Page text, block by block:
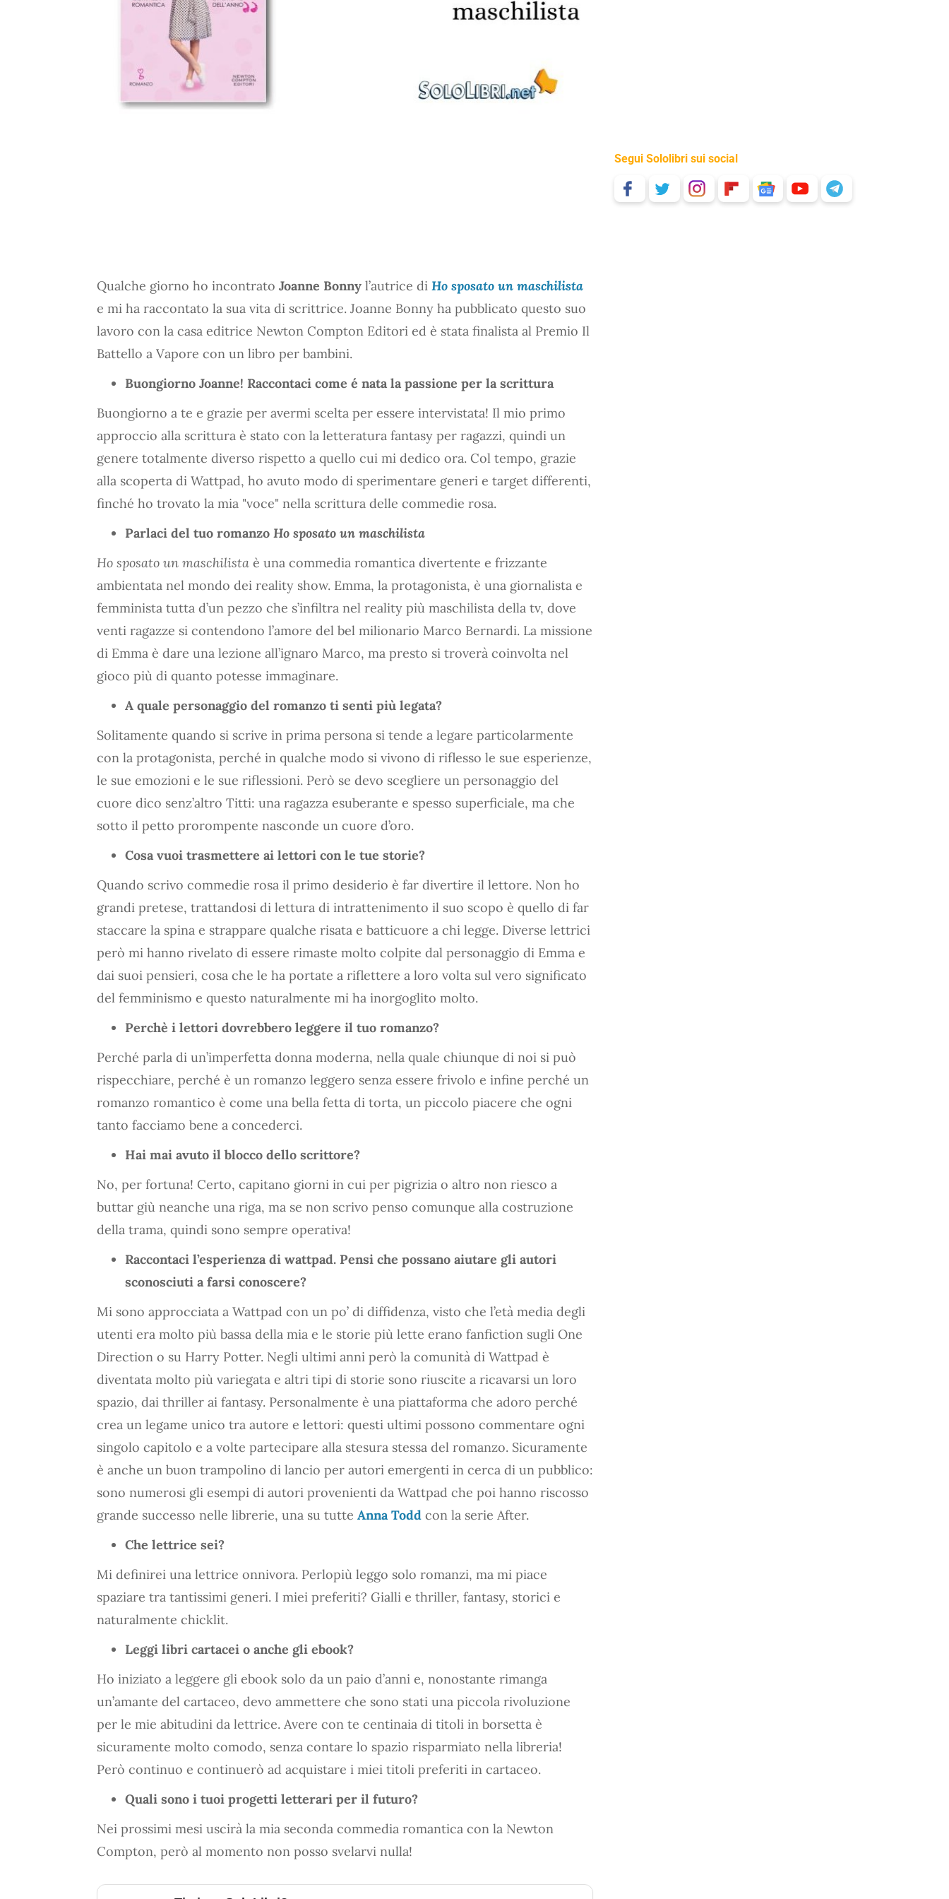
Qualche giorno ho incontrato Joanne Bonny l’autrice di Ho sposato un maschilista
e mi ha raccontato la sua vita di scrittrice. Joanne Bonny ha pubblicato questo suo
lavoro con la casa editrice Newton Compton Editori ed è stata finalista al Premio Il
Battello a Vapore con un libro per bambini.
Buongiorno Joanne! Raccontaci come é nata la passione per la scrittura
Buongiorno a te e grazie per avermi scelta per essere intervistata! Il mio primo
approccio alla scrittura è stato con la letteratura fantasy per ragazzi, quindi un
genere totalmente diverso rispetto a quello cui mi dedico ora. Col tempo, grazie
alla scoperta di Wattpad, ho avuto modo di sperimentare generi e target differenti,
finché ho trovato la mia "voce" nella scrittura delle commedie rosa.
Parlaci del tuo romanzo Ho sposato un maschilista
Ho sposato un maschilista è una commedia romantica divertente e frizzante
ambientata nel mondo dei reality show. Emma, la protagonista, è una giornalista e
femminista tutta d’un pezzo che s’infiltra nel reality più maschilista della tv, dove
venti ragazze si contendono l’amore del bel milionario Marco Bernardi. La missione
di Emma è dare una lezione all’ignaro Marco, ma presto si troverà coinvolta nel
gioco più di quanto potesse immaginare.
A quale personaggio del romanzo ti senti più legata?
Solitamente quando si scrive in prima persona si tende a legare particolarmente
con la protagonista, perché in qualche modo si vivono di riflesso le sue esperienze,
le sue emozioni e le sue riflessioni. Però se devo scegliere un personaggio del
cuore dico senz’altro Titti: una ragazza esuberante e spesso superficiale, ma che
sotto il petto prorompente nasconde un cuore d’oro.
Cosa vuoi trasmettere ai lettori con le tue storie?
Quando scrivo commedie rosa il primo desiderio è far divertire il lettore. Non ho
grandi pretese, trattandosi di lettura di intrattenimento il suo scopo è quello di far
staccare la spina e strappare qualche risata e batticuore a chi legge. Diverse lettrici
però mi hanno rivelato di essere rimaste molto colpite dal personaggio di Emma e
dai suoi pensieri, cosa che le ha portate a riflettere a loro volta sul vero significato
del femminismo e questo naturalmente mi ha inorgoglito molto.
Perchè i lettori dovrebbero leggere il tuo romanzo?
Perché parla di un’imperfetta donna moderna, nella quale chiunque di noi si può
rispecchiare, perché è un romanzo leggero senza essere frivolo e infine perché un
romanzo romantico è come una bella fetta di torta, un piccolo piacere che ogni
tanto facciamo bene a concederci.
Hai mai avuto il blocco dello scrittore?
No, per fortuna! Certo, capitano giorni in cui per pigrizia o altro non riesco a
buttar giù neanche una riga, ma se non scrivo penso comunque alla costruzione
della trama, quindi sono sempre operativa!
Raccontaci l’esperienza di wattpad. Pensi che possano aiutare gli autori
sconosciuti a farsi conoscere?
Mi sono approcciata a Wattpad con un po’ di diffidenza, visto che l’età media degli
utenti era molto più bassa della mia e le storie più lette erano fanfiction sugli One
Direction o su Harry Potter. Negli ultimi anni però la comunità di Wattpad è
diventata molto più variegata e altri tipi di storie sono riuscite a ricavarsi un loro
spazio, dai thriller ai fantasy. Personalmente è una piattaforma che adoro perché
crea un legame unico tra autore e lettori: questi ultimi possono commentare ogni
singolo capitolo e a volte partecipare alla stesura stessa del romanzo. Sicuramente
è anche un buon trampolino di lancio per autori emergenti in cerca di un pubblico:
sono numerosi gli esempi di autori provenienti da Wattpad che poi hanno riscosso
grande successo nelle librerie, una su tutte Anna Todd con la serie After.
Che lettrice sei?
Mi definirei una lettrice onnivora. Perlopiù leggo solo romanzi, ma mi piace
spaziare tra tantissimi generi. I miei preferiti? Gialli e thriller, fantasy, storici e
naturalmente chicklit.
Leggi libri cartacei o anche gli ebook?
Ho iniziato a leggere gli ebook solo da un paio d’anni e, nonostante rimanga
un’amante del cartaceo, devo ammettere che sono stati una piccola rivoluzione
per le mie abitudini da lettrice. Avere con te centinaia di titoli in borsetta è
sicuramente molto comodo, senza contare lo spazio risparmiato nella libreria!
Però continuo e continuerò ad acquistare i miei titoli preferiti in cartaceo.
Quali sono i tuoi progetti letterari per il futuro?
Nei prossimi mesi uscirà la mia seconda commedia romantica con la Newton
Compton, però al momento non posso svelarvi nulla!
Segui Sololibri sui social